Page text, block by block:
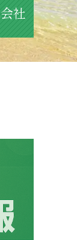
社